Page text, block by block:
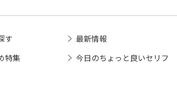
す 最新情報
特集
今日のちょっと良いセリフ